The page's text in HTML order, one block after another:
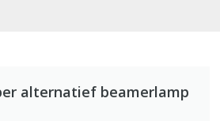
alternatief beamerlamp